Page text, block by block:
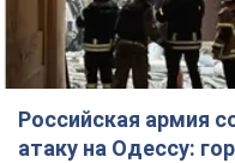
Российская армия
атаку на Одессу: